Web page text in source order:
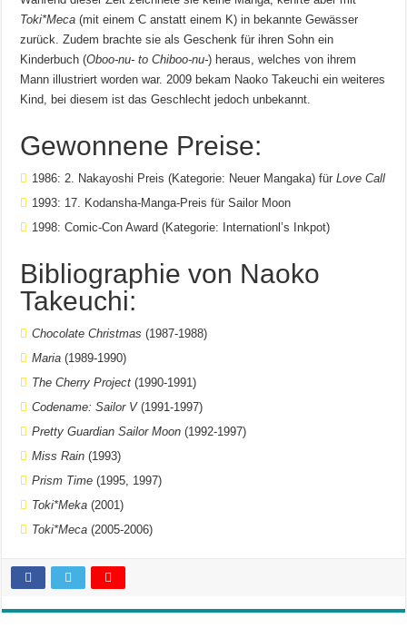
Toki*Meca (mit einem C anstatt einem K) in bekannte Gewässer
zurück. Zudem brachte sie als Geschenk für ihren Sohn ein
Kinderbuch (Oboo-nu- to Chiboo-nu-) heraus, welches von ihrem
Mann illustriert worden war. 2009 bekam Naoko Takeuchi ein weiteres
Kind, bei diesem ist das Geschlecht jedoch unbekannt.
Gewonnene Preise:
1986: 2. Nakayoshi Preis (Kategorie: Neuer Mangaka) für Love Call
1993: 17. Kodansha-Manga-Preis für Sailor Moon
1998: Comic-Con Award (Kategorie: Internationl’s Inkpot)
Bibliographie von Naoko
Takeuchi:
Chocolate Christmas(1987-1988)
Maria(1989-1990)
The Cherry Project(1990-1991)
Codename: Sailor V(1991-1997)
Pretty Guardian Sailor Moon (1992-1997)
Miss Rain (1993)
Prism Time (1995, 1997)
Toki*Meka (2001)
Toki*Meca (2005-2006)